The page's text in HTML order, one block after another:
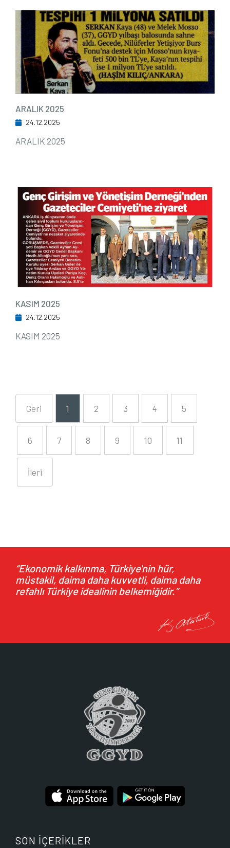
ARALIK 2025
24.12.2025
ARALIK 2025
KASIM 2025
24.12.2025
KASIM 2025
Geri 1 2 3 4 5
6 7 8 9 10 11
İleri
“Ekonomik kalkınma, Türkiye'nin hür,
müstakil, daima daha kuvvetli, daima daha
refahlı Türkiye idealinin belkemiğidir.”
SON İÇERİKLER